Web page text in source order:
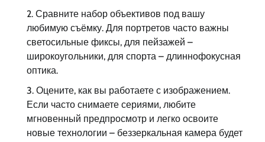
Сравните набор объективов под вашу
любимую съёмку. Для портретов часто важны
светосильные фиксы, для пейзажей –
широкоугольники, для спорта – длиннофокусная
оптика.
Оцените, как вы работаете с изображением.
Если часто снимаете сериями, любите
мгновенный предпросмотр и легко освоите
новые технологии – беззеркальная камера будет